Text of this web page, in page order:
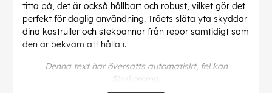
titta på, det är också hållbart och robust, vilket gör det
perfekt för daglig användning. Träets släta yta skyddar
dina kastruller och stekpannor från repor samtidigt som
den är bekväm att hålla i.
Denna text har översatts automatiskt, fel kan
förekomma.